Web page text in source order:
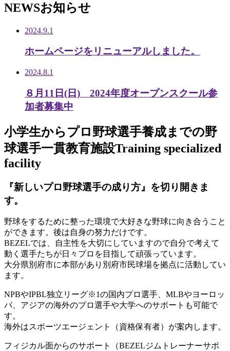
NEWSお知らせ
2024.9.1
ホームページをリニューアルしました。
2024.8.1
８月11日(日) 2024年度オープンスクール参
加者募集中
小学生からプロ野球選手養成までの野
球選手一貫教育施設Training specialized
facility
『新しいプロ野球選手の成り方』を切り開きま
す。
野球をするために整った環境で大好きな野球に向き合うこと
ができます。後は自身の努力だけです。
BEZELでは、自主性を大切にしていますので自分で考えて
動く選手たちが日々プロを目指して頑張っています。
大分県別府市に本部があり別府市民球場を拠点に活動してい
ます。
NPBやIPBL独立リーグ※1の国内プロ選手、MLBやヨーロッ
パ、アジアの海外のプロ選手や大学へのサポートも可能で
す。
海外はスポーツエージェント（資格保有者）が案内します。
フィジカル面からのサポート（BEZELジムトレーナーサポ